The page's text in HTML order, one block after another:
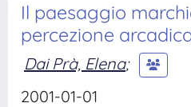
Il paesaggio
percezione
Dai Prà, Elena;
2001-01-01